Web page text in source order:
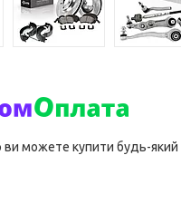
ви можете купити будь-